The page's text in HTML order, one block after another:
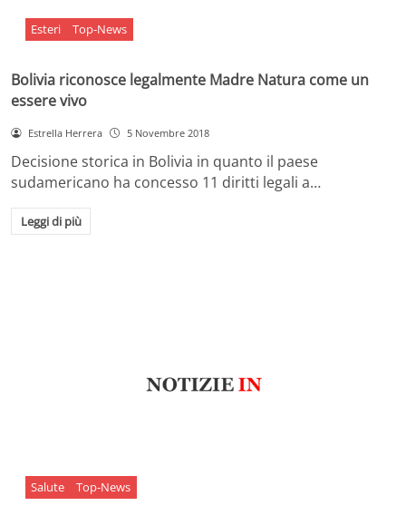
Esteri Top-News
Bolivia riconosce legalmente Madre Natura come un
essere vivo
Estrella Herrera 5 Novembre 2018
Decisione storica in Bolivia in quanto il paese
sudamericano ha concesso 11 diritti legali a…
Leggi di più
Salute Top-News